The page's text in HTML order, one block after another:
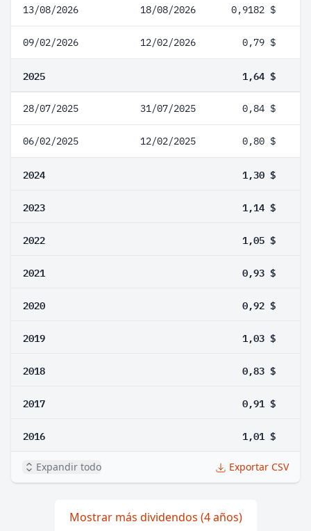
13/08/2026 18/08/2026 0,9182 $
09/02/2026 12/02/2026 0,79 $
2025 1,64 $
28/07/2025 31/07/2025 0,84 $
06/02/2025 12/02/2025 0,80 $
2024 1,30 $
2023 1,14 $
2022 1,05 $
2021 0,93 $
2020 0,92 $
2019 1,03 $
2018 0,83 $
2017 0,91 $
2016 1,01 $
Expandir todo Exportar CSV
Mostrar más dividendos (4 años)